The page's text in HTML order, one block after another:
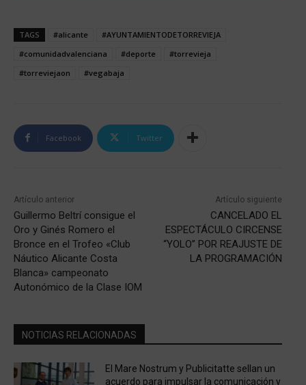
TAGS #alicante
#AYUNTAMIENTODETORREVIEJA
#comunidadvalenciana
#deporte
#torrevieja
#torreviejaon
#vegabaja
Facebook Twitter
Artículo anterior
Guillermo Beltrí consigue el
Oro y Ginés Romero el
Bronce en el Trofeo «Club
Náutico Alicante Costa
Blanca» campeonato
Autonómico de la Clase IOM
Artículo siguiente
CANCELADO EL
ESPECTÁCULO CIRCENSE
“YOLO” POR REAJUSTE DE
LA PROGRAMACIÓN
NOTICIAS RELACIONADAS
El Mare Nostrum y Publicitatte sellan un
acuerdo para impulsar la comunicación y